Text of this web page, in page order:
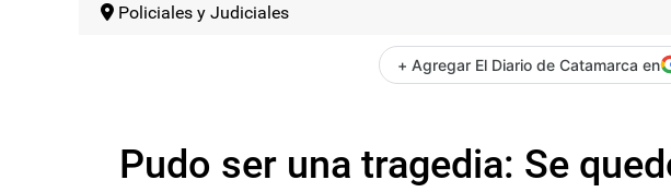
Policiales y Judiciales
+ Agregar El Diario de Catamarca en
Pudo ser una tragedia: Se